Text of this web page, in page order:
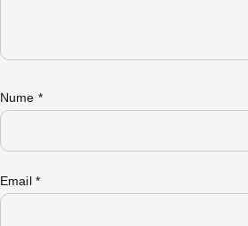
Nume *
Email *